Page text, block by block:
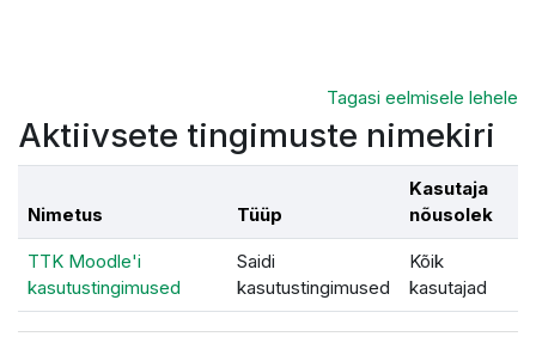
Tagasi eelmisele lehele
Aktiivsete tingimuste nimekiri
Nimetus Tüüp
Kasutaja
nõusolek
TTK Moodle'i
kasutustingimused
Saidi
kasutustingimused
Kõik
kasutajad